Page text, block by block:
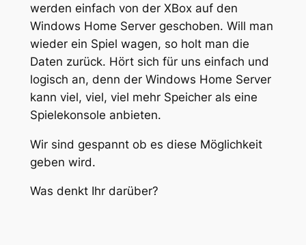
werden einfach von der XBox auf den
Windows Home Server geschoben. Will man
wieder ein Spiel wagen, so holt man die
Daten zurück. Hört sich für uns einfach und
logisch an, denn der Windows Home Server
kann viel, viel, viel mehr Speicher als eine
Spielekonsole anbieten.
Wir sind gespannt ob es diese Möglichkeit
geben wird.
Was denkt Ihr darüber?